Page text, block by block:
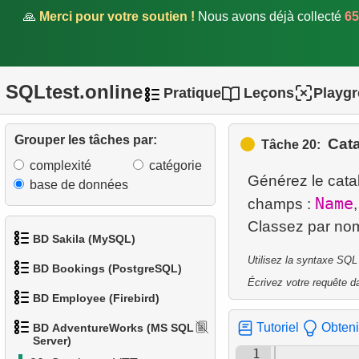
🙏 Merci pour votre soutien ! Nous avons déjà collecté
SQLtest.online Pratique Leçons
Grouper les tâches par:
complexité
catégorie
base de données
BD Sakila (MySQL)
d'acteurs
BD Bookings (PostgreSQL)
2.Liste des aéroports par ville
BD Employee (Firebird)
1.Afficher les départements
BD AdventureWorks (MS SQL
Server)
14.Liste des catégories
15.Liste des catégories
racines
16.Nombre de sous-catégories
17. Catalogue des produits
18. Répartition des produits par
catégorie
19. Grandes catégories
Tâche 20:
Générez le
champs : Name,
Utilisez la syntaxe
Écrivez votre requête
Tutoriel
1